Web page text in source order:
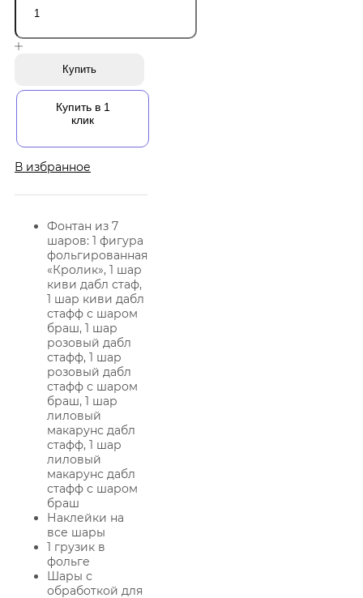
Купить
Купить в 1
клик
В избранное
Фонтан из 7
шаров: 1 фигура
фольгированная
«Кролик», 1 шар
киви дабл стаф,
1 шар киви дабл
стафф с шаром
браш, 1 шар
розовый дабл
стафф, 1 шар
розовый дабл
стафф с шаром
браш, 1 шар
лиловый
макарунс дабл
стафф, 1 шар
лиловый
макарунс дабл
стафф с шаром
браш
Наклейки на
все шары
1 грузик в
фольге
Шары с
обработкой для